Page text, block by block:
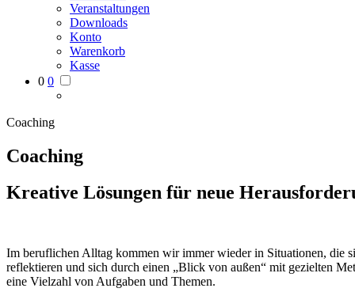
Veranstaltungen
Downloads
Konto
Warenkorb
Kasse
0 0
Coaching
Coaching
Kreative Lösungen für neue
Im beruflichen Alltag kommen wir immer wieder in Situationen, die
reflektieren und sich durch einen „Blick von außen“ mit gezielten
eine Vielzahl von Aufgaben und Themen.